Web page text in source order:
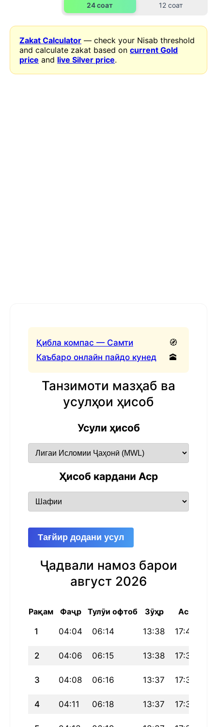
24 соат 12 соат
Zakat Calculator — check your Nisab threshold
and calculate zakat based oncurrent Gold
price and live Silver price.
Қибла компас — Самти
Каъбаро онлайн пайдо кунед
🧭
🕋
Танзимоти мазҳаб ва
усулҳои ҳисоб
Усули ҳисоб
Ҳисоб кардани Аср
Тағйир додани усул
Ҷадвали намоз барои
август 2026
Рақам Фаҷр Тулӯи офтоб Зӯҳр Аср
1 04:04 06:14 13:38 17:40
2 04:06 06:15 13:38 17:39
3 04:08 06:16 13:37 17:39
4 04:11 06:18 13:37 17:38